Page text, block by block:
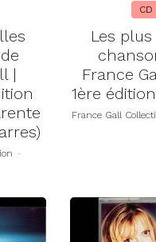
|
-
CD
Les
France
1ère
France Gall